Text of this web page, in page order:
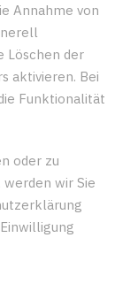
Annahme von
Löschen der
aktivieren. Bei
Funktionalität
oder zu
wir Sie